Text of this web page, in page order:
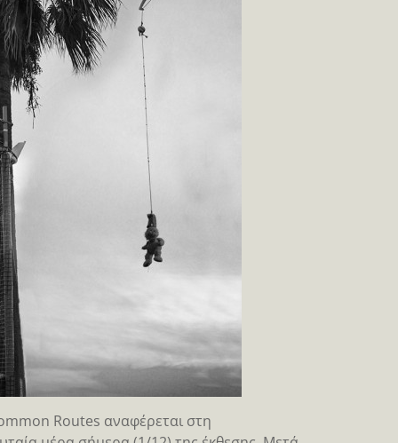
Routes αναφέρεται στη